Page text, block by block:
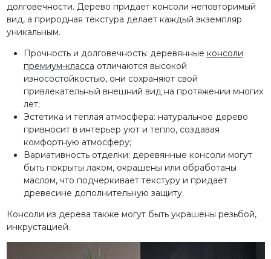
долговечности. Дерево придает консоли неповторимый
вид, а природная текстура делает каждый экземпляр
уникальным.
Прочность и долговечность: деревянные консоли
премиум-класса отличаются высокой
износостойкостью, они сохраняют свой
привлекательный внешний вид на протяжении многих
лет;
Эстетика и теплая атмосфера: натуральное дерево
привносит в интерьер уют и тепло, создавая
комфортную атмосферу;
Вариативность отделки: деревянные консоли могут
быть покрыты лаком, окрашены или обработаны
маслом, что подчеркивает текстуру и придает
древесине дополнительную защиту.
Консоли из дерева также могут быть украшены резьбой,
инкрустацией.